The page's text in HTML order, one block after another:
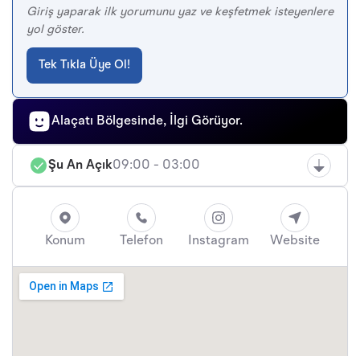
Giriş yaparak ilk yorumunu yaz ve keşfetmek isteyenlere
yol göster.
Tek Tıkla Üye Ol!
Alaçatı Bölgesinde, İlgi Görüyor.
Şu An Açık09:00 - 03:00
Konum Telefon Instagram Website